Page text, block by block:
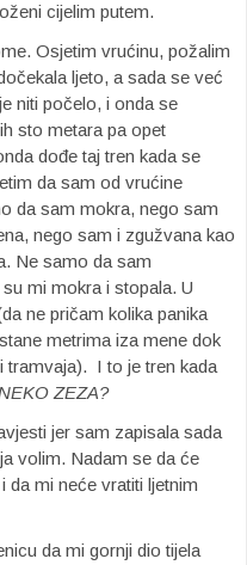
cijelim putem.
Osjetim vrućinu, požalim
ljeto, a sada se već
niti počelo, i onda se
sto metara pa opet
dođe taj tren kada se
da sam od vrućine
da sam mokra, nego sam
nego sam i zgužvana kao
Ne samo da sam
mi mokra i stopala. U
ne pričam kolika panika
metrima iza mene dok
tramvaja). I to je tren kada
ZEZA?
jer sam zapisala sada
volim. Nadam se da će
da mi neće vratiti ljetnim
da mi gornji dio tijela